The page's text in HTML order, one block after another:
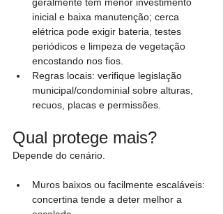
geralmente tem menor investimento
inicial e baixa manutenção; cerca
elétrica pode exigir bateria, testes
periódicos e limpeza de vegetação
encostando nos fios.
Regras locais: verifique legislação
municipal/condominial sobre alturas,
recuos, placas e permissões.
Qual protege mais?
Depende do cenário.
Muros baixos ou facilmente escaláveis:
concertina tende a deter melhor a